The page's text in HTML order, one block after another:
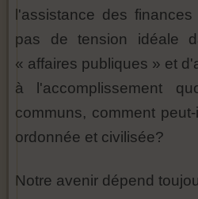
l'assistance des
pas de tension idéale
« affaires publiques » et
à l'accomplissement
communs, comment
ordonnée et civilisée?
Notre avenir dépend